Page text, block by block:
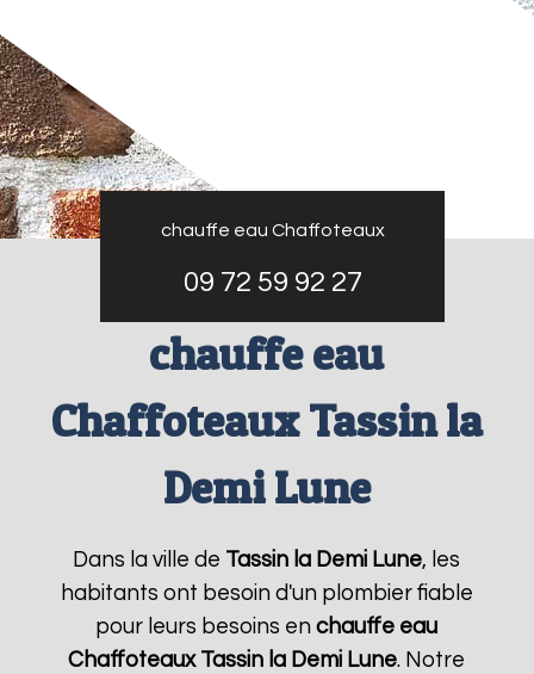
chauffe eau Chaffoteaux
09 72 59 92 27
chauffe eau
Chaffoteaux Tassin la
Demi Lune
Dans la ville de Tassin la Demi Lune, les
habitants ont besoin d'un plombier fiable
pour leurs besoins enchauffe eau
Chaffoteaux Tassin la Demi Lune. Notre